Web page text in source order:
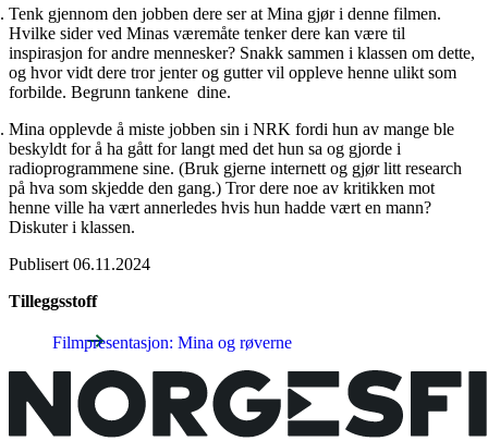
Tenk gjennom den jobben dere ser at Mina gjør i denne filmen.
Hvilke sider ved Minas væremåte tenker dere kan være til
inspirasjon for andre mennesker? Snakk sammen i klassen om dette,
og hvor vidt dere tror jenter og gutter vil oppleve henne ulikt som
forbilde. Begrunn tankene dine.
Mina opplevde å miste jobben sin i NRK fordi hun av mange ble
beskyldt for å ha gått for langt med det hun sa og gjorde i
radioprogrammene sine. (Bruk gjerne internett og gjør litt research
på hva som skjedde den gang.) Tror dere noe av kritikken mot
henne ville ha vært annerledes hvis hun hadde vært en mann?
Diskuter i klassen.
Publisert 06.11.2024
Tilleggsstoff
Filmpresentasjon: Mina og røverne